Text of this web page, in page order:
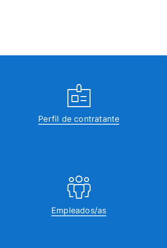
Perfil de contratante
Empleados/as